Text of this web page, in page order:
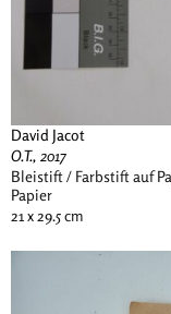
David Jacot
O.T., 2017
Bleistift / Farbstift auf
Papier
21 x 29.5 cm